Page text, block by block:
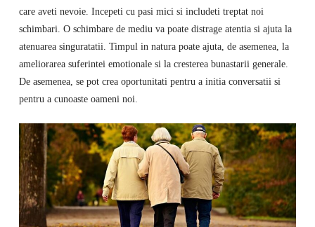
care aveti nevoie. Incepeti cu pasi mici si includeti treptat noi
schimbari. O schimbare de mediu va poate distrage atentia si ajuta la
atenuarea singuratatii. Timpul in natura poate ajuta, de asemenea, la
ameliorarea suferintei emotionale si la cresterea bunastarii generale.
De asemenea, se pot crea oportunitati pentru a initia conversatii si
pentru a cunoaste oameni noi.